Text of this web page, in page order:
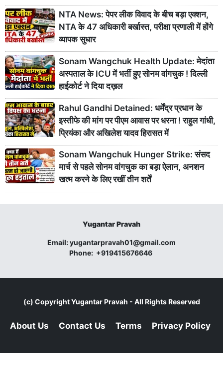
NTA News: पेपर लीक विवाद के बीच बड़ा एक्शन,
NTA के 47 अधिकारी बर्खास्त, परीक्षा प्रणाली में होंगे
व्यापक सुधार
Sonam Wangchuk Health Update: मेदांता
अस्पताल के ICU में भर्ती हुए सोनम वांगचुक ! दिल्ली
हाईकोर्ट ने दिया दख़ल
Rahul Gandhi Detained: धर्मेंद्र प्रधान के
इस्तीफे की मांग पर पीएम आवास पर धरना ! राहुल गांधी,
प्रियंका और अखिलेश यादव हिरासत में
Sonam Wangchuk Hunger Strike: संसद
मार्च से पहले सोनम वांगचुक का बड़ा ऐलान, अनशन
खत्म करने के लिए रखीं तीन शर्तें
Yugantar Pravah
Email:yugantarpravah01@gmail.com
Phone: +919415676646
(c) CopyrightYugantar Pravah - All Rights Reserved
About Us Contact Us Terms Privacy Policy